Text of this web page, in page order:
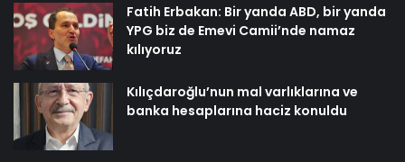
Fatih Erbakan: Bir yanda ABD, bir yanda
YPG biz de Emevi Camii’nde namaz
kılıyoruz
Kılıçdaroğlu’nun mal varlıklarına ve
banka hesaplarına haciz konuldu